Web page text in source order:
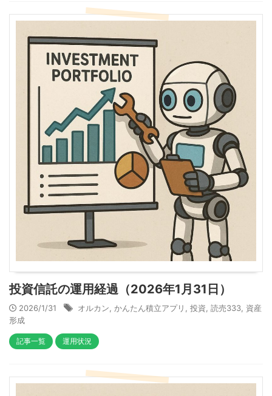
投資信託の運用経過（2026年1月31日）
2026/1/31 オルカン かんたん積立アプリ 投資 読売333 資産
形成
記事一覧 運用状況